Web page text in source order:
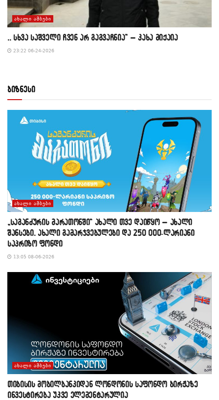
ᲐᲮᲐᲚᲘ ᲐᲛᲑᲔᲑᲘ
,, სხვა საშველი ჩვენ არ გაგვაჩნია” – კახა მიქაია
23:22 06-24-2026
ბიზნესი
ᲐᲮᲐᲚᲘ ᲐᲛᲑᲔᲑᲘ
„საგანძურის მარათონში“ ახალი თვე დაიწყო – ახალი
შანსები, ახალი გამარჯვებულები და 250 000-ლარიანი
საპრიზო ფონდი
13:05 08-06-2026
ᲐᲮᲐᲚᲘ ᲐᲛᲑᲔᲑᲘ
თიბისის მობილბანკიდან ლონდონის საფონდო ბირჟაზე
ინვესტირება უკვე ელემენტარულია